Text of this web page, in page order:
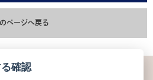
ページへ戻る
確認